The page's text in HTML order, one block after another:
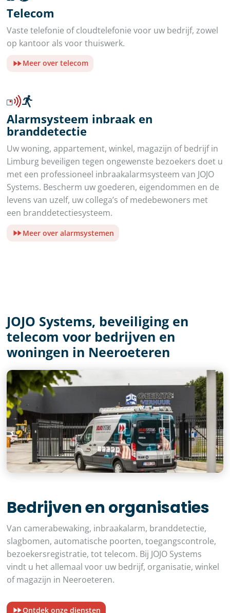
Telecom
Vaste telefonie of cloudtelefonie voor uw bedrijf, zowel
op kantoor als voor thuiswerk.
Meer over telecom
Alarmsysteem inbraak en
branddetectie
Uw woning, appartement, winkel, magazijn of bedrijf in
Limburg beveiligen tegen ongewenste bezoekers doet u
met een professioneel inbraakalarmsysteem van JOJO
Systems. Bescherm uw goederen, eigendommen en de
levens van uzelf, uw collega’s of medebewoners met
een branddetectiesysteem.
Meer over alarmsystemen
JOJO Systems, beveiliging en
telecom voor bedrijven en
woningen in Neeroeteren
Bedrijven en organisaties
Van camerabewaking, inbraakalarm, branddetectie,
slagbomen, automatische poorten, toegangscontrole,
bezoekersregistratie, tot telecom. Bij JOJO Systems
vindt u het allemaal voor uw bedrijf, organisatie, winkel
of magazijn in Neeroeteren.
Ontdek onze diensten